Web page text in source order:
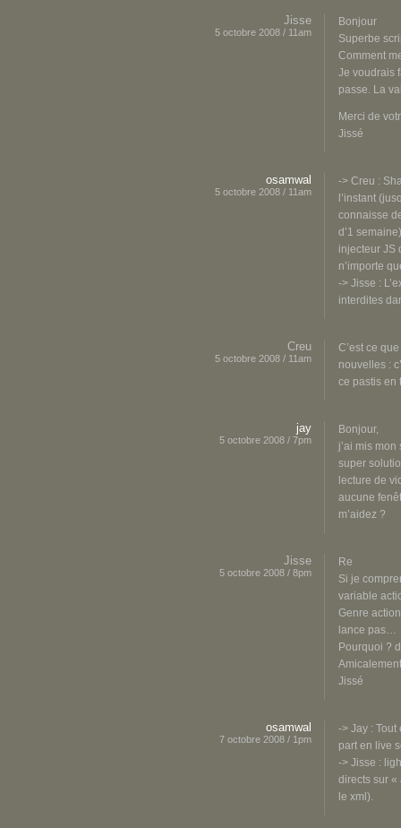
Jisse
5 octobre 2008 / 11am
Bonjour
Superbe
Comment
Je voudrais
passe. La
Merci de
Jissé
osamwal
5 octobre 2008 / 11am
-> Creu :
l’instant
connaisse
d’1
injecteur JS
n’importe
-> Jisse :
interdites
Creu
5 octobre 2008 / 11am
C’est ce
nouvelles :
ce pastis en
jay
5 octobre 2008 / 7pm
Bonjour,
j’ai mis
super
lecture de
aucune
m’aidez ?
Jisse
5 octobre 2008 / 8pm
Re
Si je
variable
Genre
lance pas…
Pourquoi ?
Amicalement
Jissé
osamwal
7 octobre 2008 / 1pm
-> Jay :
part en live
-> Jisse :
directs sur
le xml).